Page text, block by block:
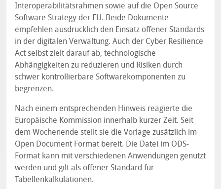
Interoperabilitätsrahmen sowie auf die Open Source
Software Strategy der EU. Beide Dokumente
empfehlen ausdrücklich den Einsatz offener Standards
in der digitalen Verwaltung. Auch der Cyber Resilience
Act selbst zielt darauf ab, technologische
Abhängigkeiten zu reduzieren und Risiken durch
schwer kontrollierbare Softwarekomponenten zu
begrenzen.
Nach einem entsprechenden Hinweis reagierte die
Europäische Kommission innerhalb kurzer Zeit. Seit
dem Wochenende stellt sie die Vorlage zusätzlich im
Open Document Format bereit. Die Datei im ODS-
Format kann mit verschiedenen Anwendungen genutzt
werden und gilt als offener Standard für
Tabellenkalkulationen.